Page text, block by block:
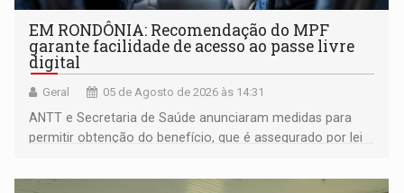
EM RONDÔNIA: Recomendação do MPF
garante facilidade de acesso ao passe livre
digital
Geral 05 de Agosto de 2026 às 14:31
ANTT e Secretaria de Saúde anunciaram medidas para
permitir obtenção do benefício, que é assegurado por lei